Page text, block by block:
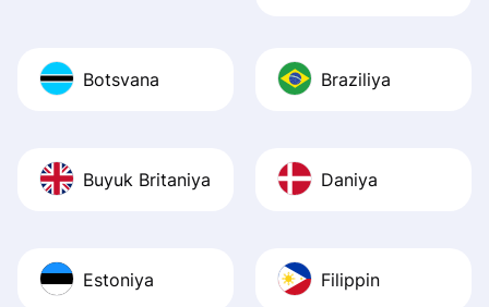
Botsvana Braziliya
Buyuk Britaniya Daniya
Estoniya Filippin